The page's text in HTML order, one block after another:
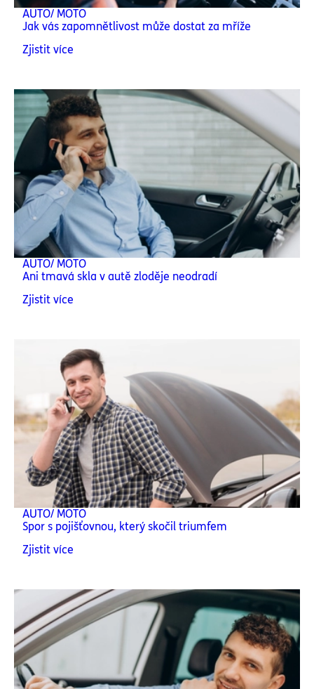
AUTO/ MOTO
Jak vás zapomnětlivost může dostat za mříže
Zjistit více
AUTO/ MOTO
Ani tmavá skla v autě zloděje neodradí
Zjistit více
AUTO/ MOTO
Spor s pojišťovnou, který skočil triumfem
Zjistit více